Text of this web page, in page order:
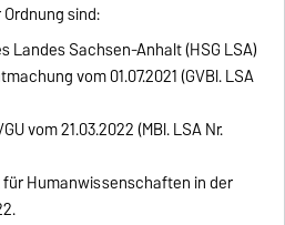
sind:
Landes Sachsen-Anhalt (HSG LSA)
vom 01.07.2021 (GVBl. LSA
vom 21.03.2022 (MBl. LSA Nr.
Humanwissenschaften in der